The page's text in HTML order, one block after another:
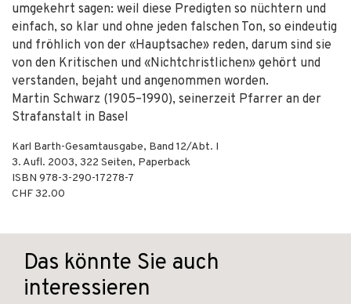
umgekehrt sagen: weil diese Predigten so nüchtern und
einfach, so klar und ohne jeden falschen Ton, so eindeutig
und fröhlich von der «Hauptsache» reden, darum sind sie
von den Kritischen und «Nichtchristlichen» gehört und
verstanden, bejaht und angenommen worden.
Martin Schwarz (1905–1990), seinerzeit Pfarrer an der
Strafanstalt in Basel
Karl Barth-Gesamtausgabe, Band 12/Abt. I
3. Aufl. 2003, 322 Seiten, Paperback
ISBN 978-3-290-17278-7
CHF 32.00
Das könnte Sie auch
interessieren